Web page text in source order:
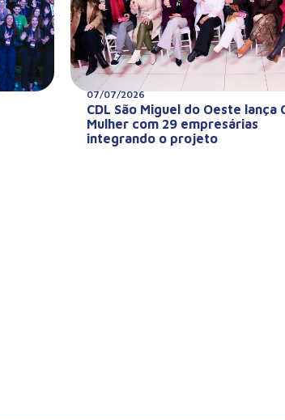
07/07/2026
CDL São Miguel do Oeste lança
Mulher com 29 empresárias
integrando o projeto